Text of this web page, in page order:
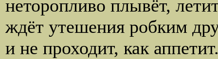
неторопливо плывёт,
ждёт утешения робким
и не проходит, как